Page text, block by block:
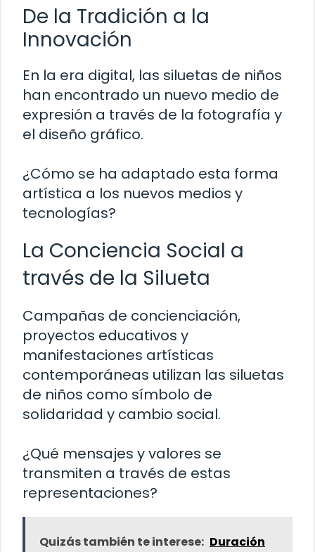
De la Tradición a la
Innovación
En la era digital, las siluetas de niños
han encontrado un nuevo medio de
expresión a través de la fotografía y
el diseño gráfico.
¿Cómo se ha adaptado esta forma
artística a los nuevos medios y
tecnologías?
La Conciencia Social a
través de la Silueta
Campañas de concienciación,
proyectos educativos y
manifestaciones artísticas
contemporáneas utilizan las siluetas
de niños como símbolo de
solidaridad y cambio social.
¿Qué mensajes y valores se
transmiten a través de estas
representaciones?
Quizás también te interese: Duración